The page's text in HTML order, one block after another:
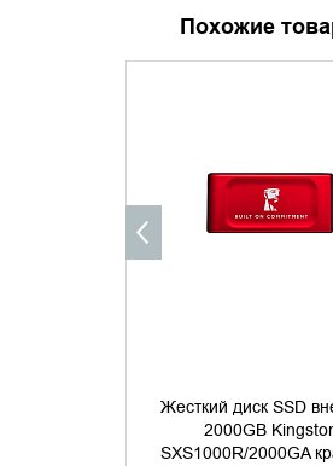
Похожие
Жесткий диск SSD
2000GB
SXS1000R/2000GA